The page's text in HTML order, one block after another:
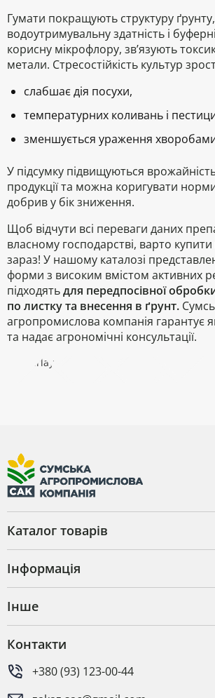
Гумати покращують структуру
водоутримувальну здатність і
корисну мікрофлору, зв’язують
метали. Стресостійкість культур
слабшає дія посухи,
температурних коливань і
зменшується ураження
У підсумку підвищуються врожайність
продукції та можна коригувати
добрив у бік зниження.
Щоб відчути всі переваги даних
власному господарстві, варто
зараз! У нашому каталозі
форми з високим вмістом активних
підходятьдля передпосівної
по листку та внесення в ґрунт.
агропромислова компанія гарантує
та надає агрономічні консультації.
Каталог товарів
Інформація
Інше
Контакти
+380 (93) 123-00-44